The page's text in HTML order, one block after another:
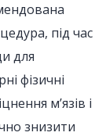
під час
для
фізичні
м’язів і
знизити